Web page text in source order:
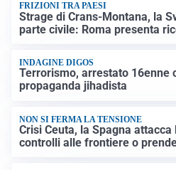
FRIZIONI TRA PAESI
Strage di Crans-Montana, la
parte civile: Roma presenta
INDAGINE DIGOS
Terrorismo, arrestato 16enne
propaganda jihadista
NON SI FERMA LA TENSIONE
Crisi Ceuta, la Spagna attacca
controlli alle frontiere o